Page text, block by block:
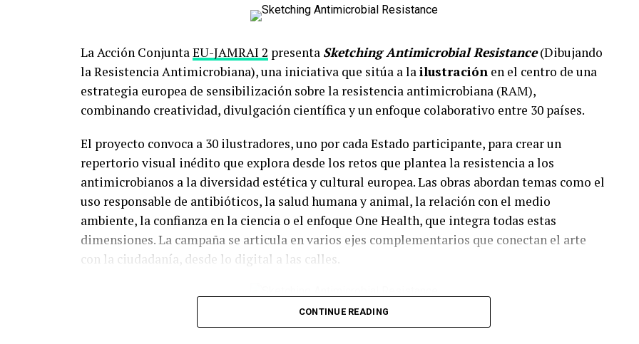
La Acción ConjuntaEU-JAMRAI 2 presenta Sketching Antimicrobial Resistance(Dibujando
la Resistencia Antimicrobiana), una iniciativa que sitúa a lailustración en el centro de una
estrategia europea de sensibilización sobre la resistencia antimicrobiana (RAM),
combinando creatividad, divulgación científica y un enfoque colaborativo entre 30 países.
El proyecto convoca a 30 ilustradores, uno por cada Estado participante, para crear un
repertorio visual inédito que explora desde los retos que plantea la resistencia a los
antimicrobianos a la diversidad estética y cultural europea. Las obras abordan temas como el
uso responsable de antibióticos, la salud humana y animal, la relación con el medio
ambiente, la confianza en la ciencia o el enfoque One Health, que integra todas estas
dimensiones. La campaña se articula en varios ejes complementarios que conectan el arte
con la ciudadanía, desde lo digital a las calles.
Artwork by Mészely Ilka, part of the
campaign Sketching Antimicrobial
CONTINUE READING